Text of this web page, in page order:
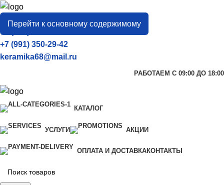
Перейти к основному содержимому
город
Тамбов
+7 (906) 657-33-54
+7 (991) 350-29-42
keramika68@mail.ru
РАБОТАЕМ С 09:00 ДО 18:00
КАТАЛОГ
УСЛУГИ АКЦИИ
ОПЛАТА И ДОСТАВКАКОНТАКТЫ